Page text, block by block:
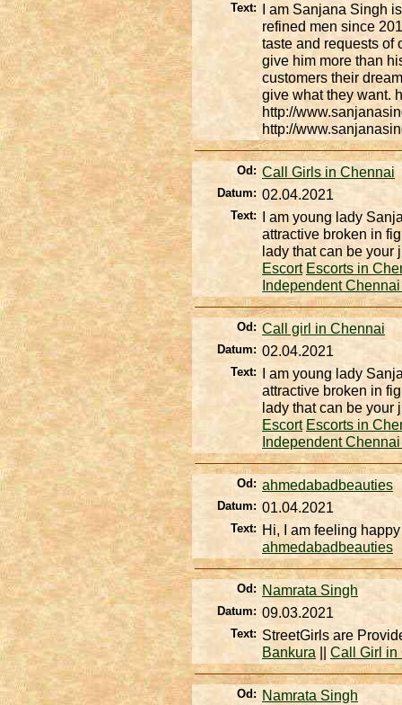
Text: I am Sanjana Singh
refined men since
taste and requests of
give him more than
customers their
give what they want.
http://
http://
Od: Call Girls in Chennai
Datum: 02.04.2021
Text: I am young lady
attractive broken in
lady that can be
Escort Escorts in
Independent
Od: Call girl in Chennai
Datum: 02.04.2021
Text: I am young lady
attractive broken in
lady that can be
Escort Escorts in
Independent
Od: ahmedabadbeauties
Datum: 01.04.2021
Text: Hi, I am feeling
ahmedabadbeauties
Od: Namrata Singh
Datum: 09.03.2021
Text: StreetGirls are
Bankura || Call Girl in
Od: Namrata Singh